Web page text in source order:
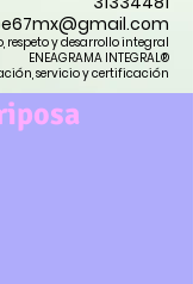
respeto y desarrollo integral
ENEAGRAMA INTEGRAL®
servicio y certificación